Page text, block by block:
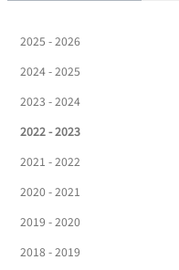
2025 - 2026
2024 - 2025
2023 - 2024
2022 - 2023
2021 - 2022
2020 - 2021
2019 - 2020
2018 - 2019